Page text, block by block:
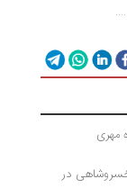
یادمان زندگی و خدمات علمی فرهنگی سیدهادی خسروشاهی در